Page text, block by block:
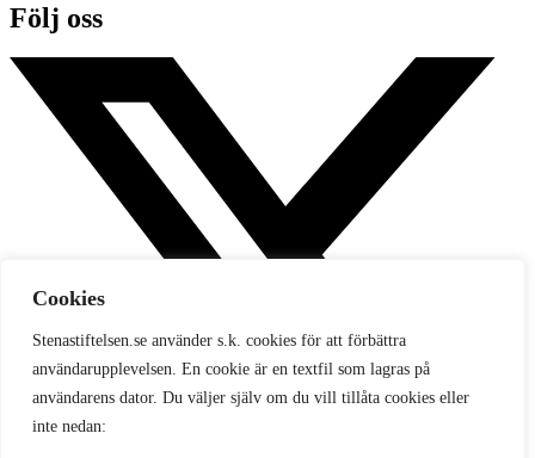
Cookies
Stenastiftelsen.se använder s.k. cookies för att förbättra
användarupplevelsen. En cookie är en textfil som lagras på
användarens dator. Du väljer själv om du vill tillåta cookies eller
inte nedan:
Följ oss